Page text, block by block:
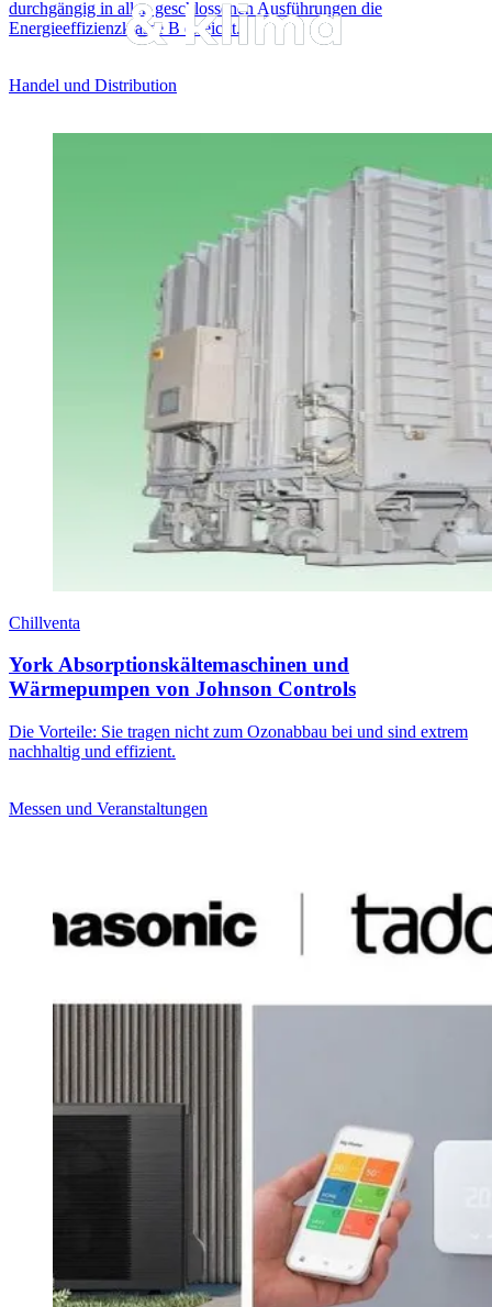
durchgängig in allen geschlossenen Ausführungen die
Energieeffizienzklasse B erreicht.
Handel und Distribution
Chillventa
York Absorptionskältemaschinen und
Wärmepumpen von Johnson Controls
Die Vorteile: Sie tragen nicht zum Ozonabbau bei und sind extrem
nachhaltig und effizient.
Messen und Veranstaltungen